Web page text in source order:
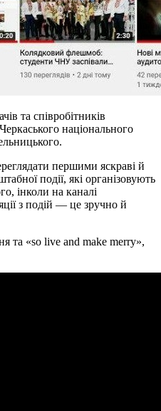
та співробітників
Черкаського національного
першими яскраві й
події, які організовують
інколи на каналі
з подій — це зручно й
та «so live and make merry»,